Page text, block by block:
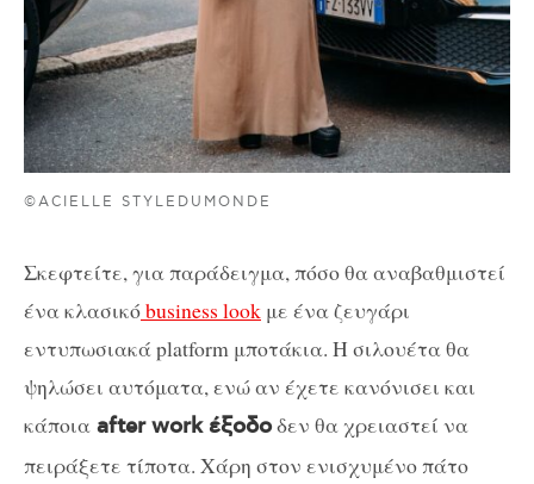
©ACIELLE STYLEDUMONDE
Σκεφτείτε, για παράδειγμα, πόσο θα αναβαθμιστεί
ένα κλασικόbusiness look με ένα ζευγάρι
εντυπωσιακά platform μποτάκια. Η σιλουέτα θα
ψηλώσει αυτόματα, ενώ αν έχετε κανόνισει και
κάποια after work έξοδοδεν θα χρειαστεί να
πειράξετε τίποτα. Χάρη στον ενισχυμένο πάτο